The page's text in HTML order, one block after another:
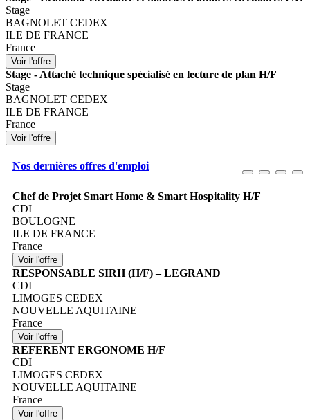
Stage
BAGNOLET CEDEX
ILE DE FRANCE
France
Stage - Attaché technique spécialisé en lecture de plan H/F
Stage
BAGNOLET CEDEX
ILE DE FRANCE
France
Nos dernières offres d'emploi
Chef de Projet Smart Home & Smart Hospitality H/F
CDI
BOULOGNE
ILE DE FRANCE
France
RESPONSABLE SIRH (H/F) – LEGRAND
CDI
LIMOGES CEDEX
NOUVELLE AQUITAINE
France
REFERENT ERGONOME H/F
CDI
LIMOGES CEDEX
NOUVELLE AQUITAINE
France